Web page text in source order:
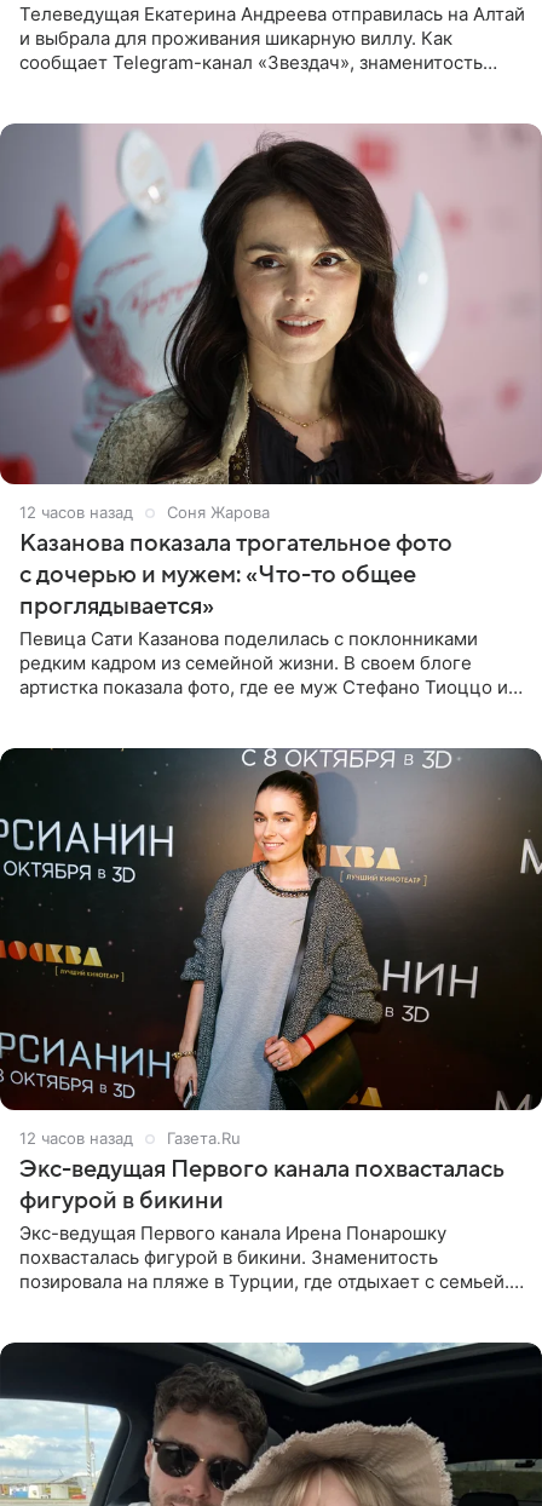
Телеведущая Екатерина Андреева отправилась на Алтай
и выбрала для проживания шикарную виллу. Как
сообщает Telegram-канал «Звездач», знаменитость
12 часов назад Соня Жарова
Казанова показала трогательное фото
с дочерью и мужем: «Что-то общее
проглядывается»
Певица Сати Казанова поделилась с поклонниками
редким кадром из семейной жизни. В своем блоге
артистка показала фото, где ее муж Стефано Тиоццо и
12 часов назад Газета.Ru
Экс-ведущая Первого канала похвасталась
фигурой в бикини
Экс-ведущая Первого канала Ирена Понарошку
похвасталась фигурой в бикини. Знаменитость
позировала на пляже в Турции, где отдыхает с семьей.